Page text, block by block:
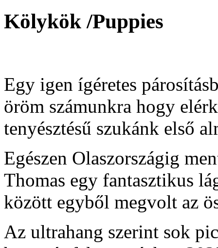
Kölykök /Puppies
Egy igen ígéretes
öröm számunkra hogy
tenyésztésű szukánk első
Egészen Olaszországig
Thomas egy fantasztikus
között egyből megvolt az
Az ultrahang szerint sok